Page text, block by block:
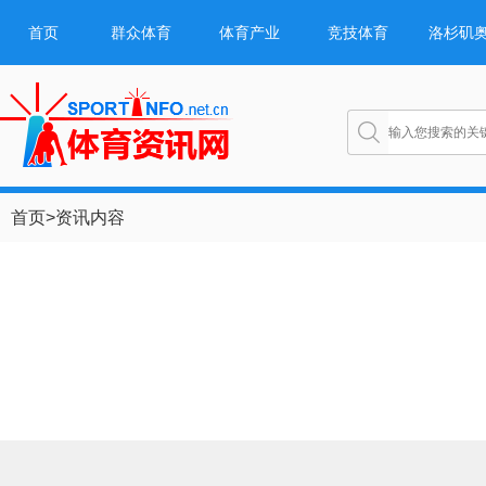
首页 群众体育 体育产业 竞技体育 洛杉矶
首页>资讯内容